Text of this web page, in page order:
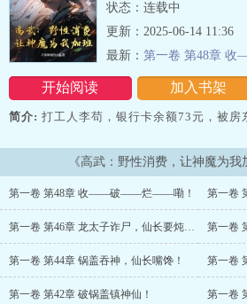
状态：连载中
开始阅读 加入书架
更新：2025-06-14 11:36
最新： 第一卷 第48章
简介: 打工人李苟，银行卡余额73元，被房
就在此时，手机上出现一个山寨app。
它提供了各种匪夷所思的廉价商品，李苟
下一秒，实体刮刮卡凭空出现！
刮开后，中奖499元！
《高武：野性消费，让神魔为
第一卷 第48章 收——破——烂——嘞！
第一卷 第46章 龙太子诈尸，仙长要炖角！
第一卷 第44章 锅盖吞神，仙长嘴馋！ 第一卷
第一卷 第42章 破锅盖镇神仙！ 第一卷